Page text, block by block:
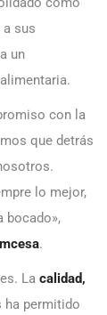
sus
un
con la
que detrás
lo mejor,
bocado»,
.
La calidad,
ha permitido